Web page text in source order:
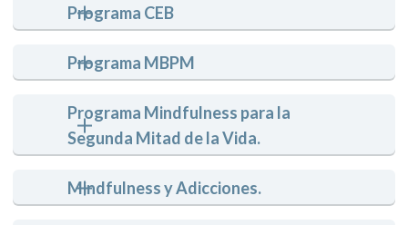
Programa CEB
Programa MBPM
Programa Mindfulness para la
Segunda Mitad de la Vida.
Mindfulness y Adicciones.